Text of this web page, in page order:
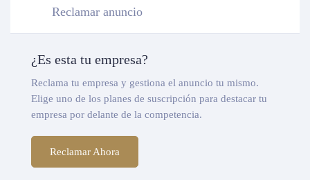
Reclamar anuncio
¿Es esta tu empresa?
Reclama tu empresa y gestiona el anuncio tu mismo.
Elige uno de los planes de suscripción para destacar tu
empresa por delante de la competencia.
Reclamar Ahora